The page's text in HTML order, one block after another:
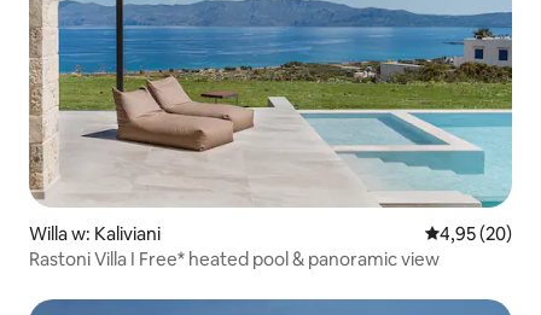
Willa w: Kaliviani Średnia
4,95 (20)
Rastoni Villa I Free* heated pool & panoramic view